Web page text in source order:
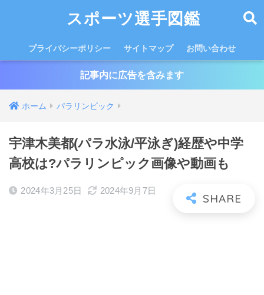
スポーツ選手図鑑
プライバシーポリシー サイトマップ お問い合わせ
記事内に広告を含みます
ホーム パラリンピック
宇津木美都(パラ水泳/平泳ぎ)経歴や中学
高校は?パラリンピック画像や動画も
2024年3月25日 2024年9月7日